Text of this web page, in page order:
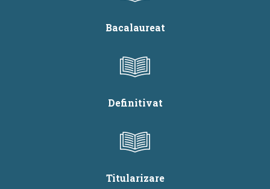
Bacalaureat
Definitivat
Titularizare